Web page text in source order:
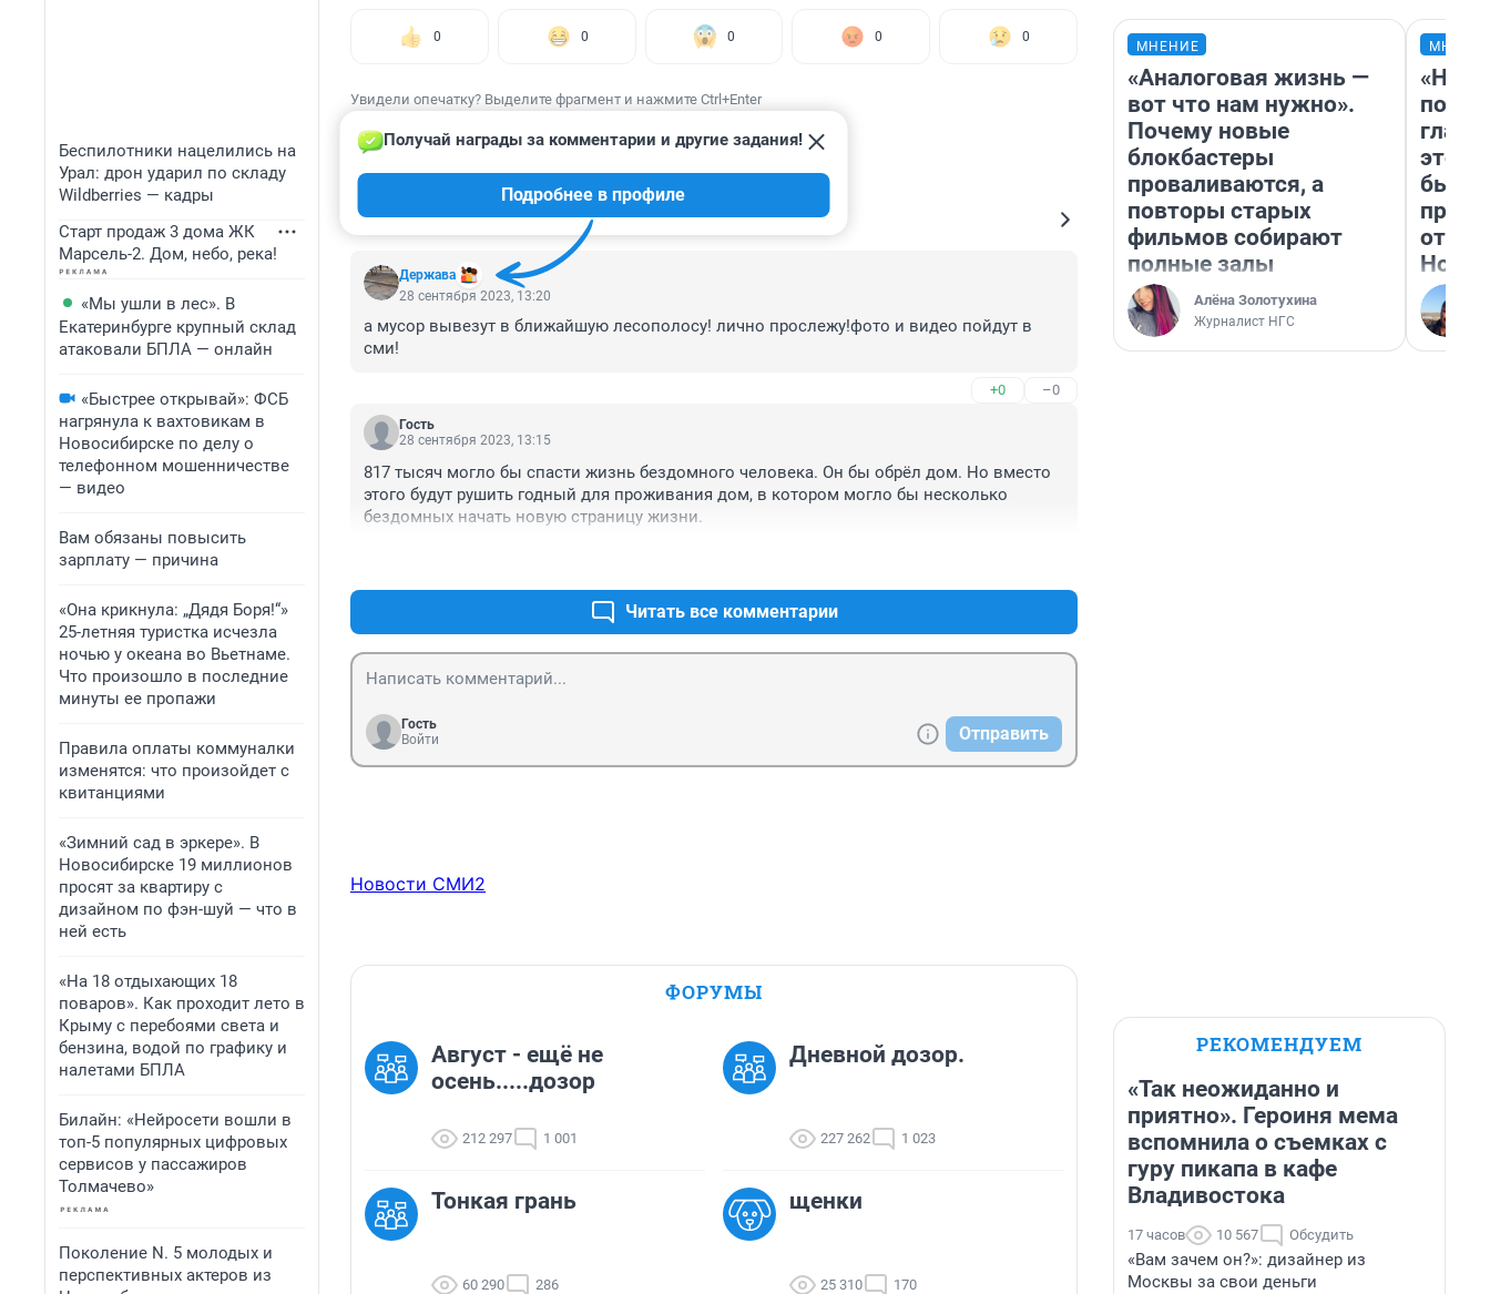
Беспилотники нацелились на
Урал: дрон ударил по складу
Wildberries — кадры
Старт продаж 3 дома ЖК
Марсель-2. Дом, небо, река!
«Мы ушли в лес». В
Екатеринбурге крупный склад
атаковали БПЛА — онлайн
«Быстрее открывай»: ФСБ
нагрянула к вахтовикам в
Новосибирске по делу о
телефонном мошенничестве
— видео
Вам обязаны повысить
зарплату — причина
«Она крикнула: „Дядя Боря!“»
25-летняя туристка исчезла
ночью у океана во Вьетнаме.
Что произошло в последние
минуты ее пропажи
Правила оплаты коммуналки
изменятся: что произойдет с
квитанциями
«Зимний сад в эркере». В
Новосибирске 19 миллионов
просят за квартиру с
дизайном по фэн-шуй — что в
ней есть
«На 18 отдыхающих 18
поваров». Как проходит лето в
Крыму с перебоями света и
бензина, водой по графику и
налетами БПЛА
Билайн: «Нейросети вошли в
топ-5 популярных цифровых
сервисов у пассажиров
Толмачево»
Поколение N. 5 молодых и
перспективных актеров из
0 0 0 0 0
Увидели опечатку? Выделите фрагмент и нажмите Ctrl+Enter
КОММЕНТАРИИ 12
Держава
Получай награды за комментарии и другие задания!
Подробнее в профиле
28 сентября 2023, 13:20
а мусор вывезут в ближайшую лесополосу! лично прослежу!фото и видео пойдут в
сми!
+0 –0
Гость
28 сентября 2023, 13:15
817 тысяч могло бы спасти жизнь бездомного человека. Он бы обрёл дом. Но вместо
этого будут рушить годный для проживания дом, в котором могло бы несколько
бездомных начать новую страницу жизни.
Читать все комментарии
Гость
Войти
Отправить
Новости СМИ2
ФОРУМЫ
Август - ещё не
осень.....дозор
212 297 1 001
Дневной дозор.
227 262 1 023
Тонкая грань
60 290 286
щенки
25 310 170
МНЕНИЕ
«Аналоговая жизнь —
вот что нам нужно».
Почему новые
блокбастеры
проваливаются, а
повторы старых
фильмов собирают
полные залы
Алёна Золотухина
Журналист НГС
этого
бьет
РЕКОМЕНДУЕМ
«Так неожиданно и
приятно». Героиня мема
вспомнила о съемках с
гуру пикапа в кафе
Владивостока
17 часов 10 567 Обсудить
«Вам зачем он?»: дизайнер из
Москвы за свои деньги